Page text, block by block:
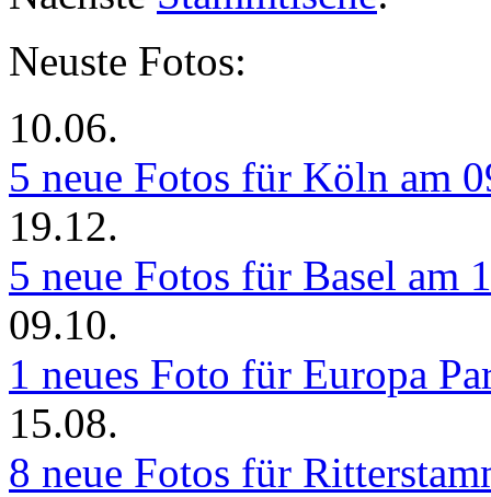
Neuste Fotos:
10.06.
5 neue Fotos für Köln am
19.12.
5 neue Fotos für Basel am
09.10.
1 neues Foto für Europa
15.08.
8 neue Fotos für